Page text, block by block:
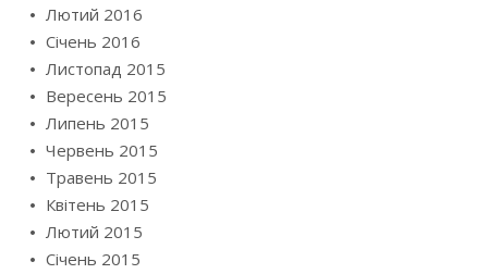
Лютий 2016
Січень 2016
Листопад 2015
Вересень 2015
Липень 2015
Червень 2015
Травень 2015
Квітень 2015
Лютий 2015
Січень 2015